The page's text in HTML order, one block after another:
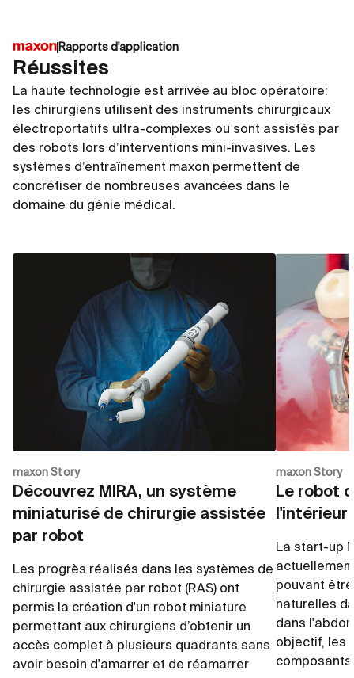
Rapports d'application
Réussites
La haute technologie est arrivée au bloc opératoire:
les chirurgiens utilisent des instruments chirurgicaux
électroportatifs ultra-complexes ou sont assistés par
des robots lors d’interventions mini-invasives. Les
systèmes d’entraînement maxon permettent de
concrétiser de nombreuses avancées dans le
domaine du génie médical.
maxon Story
Découvrez MIRA, un système
miniaturisé de chirurgie assistée
par robot
Les progrès réalisés dans les systèmes de
chirurgie assistée par robot (RAS) ont
permis la création d'un robot miniature
permettant aux chirurgiens d’obtenir un
accès complet à plusieurs quadrants sans
avoir besoin d'amarrer et de réamarrer
maxon Story
Le robot
l'intérieur
La start-up
pouvant
naturelles
dans
objectif, les